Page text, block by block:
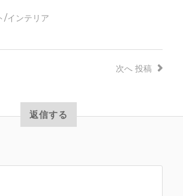
/インテリア
次へ 投稿
返信する